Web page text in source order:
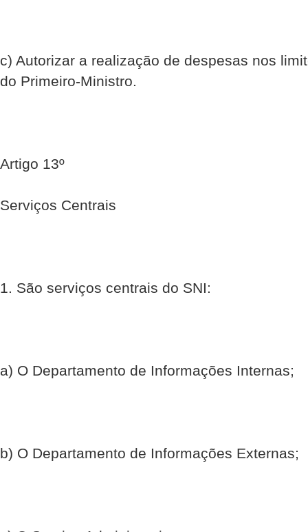
c) Autorizar a realização de despesas nos
do Primeiro-Ministro.
Artigo 13º
Serviços Centrais
1. São serviços centrais do SNI:
a) O Departamento de Informações Internas;
b) O Departamento de Informações Externas;